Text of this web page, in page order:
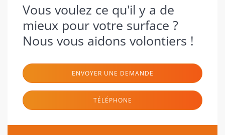
Vous voulez ce qu'il y a de
mieux pour votre surface ?
Nous vous aidons volontiers !
ENVOYER UNE DEMANDE
TÉLÉPHONE